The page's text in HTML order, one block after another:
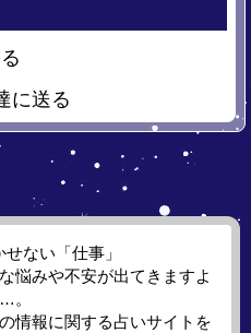
に送る
ない「仕事」
悩みや不安が出てきますよ
。
情報に関する占いサイトを